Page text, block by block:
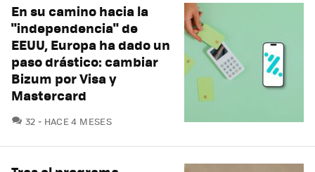
En su camino hacia la
"independencia" de
EEUU, Europa ha dado un
paso drástico: cambiar
Bizum por Visa y
Mastercard
32 COMENTARIOS
HACE 4 MESES